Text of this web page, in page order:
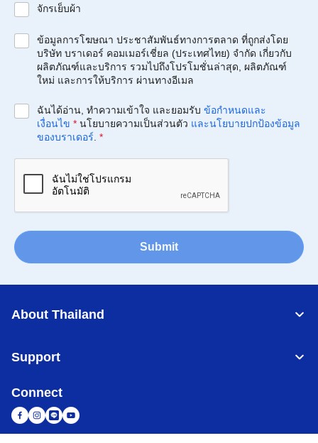
จักรเย็บผ้า
ข้อมูลการโฆษณา ประชาสัมพันธ์ทางการตลาด ที่ถูกส่งโดย
บริษัท บราเดอร์ คอมเมอร์เชี่ยล (ประเทศไทย) จำกัด เกี่ยวกับ
ผลิตภัณฑ์และบริการ รวมไปถึงโปรโมชั่นล่าสุด, ผลิตภัณฑ์
ใหม่ และการให้บริการ ผ่านทางอีเมล
ฉันได้อ่าน, ทำความเข้าใจ และยอมรับ ข้อกำหนดและ
เงื่อนไข * นโยบายความเป็นส่วนตัว และนโยบายปกป้องข้อมูล
ของบราเดอร์ *
Submit
About Thailand
Support
Connect